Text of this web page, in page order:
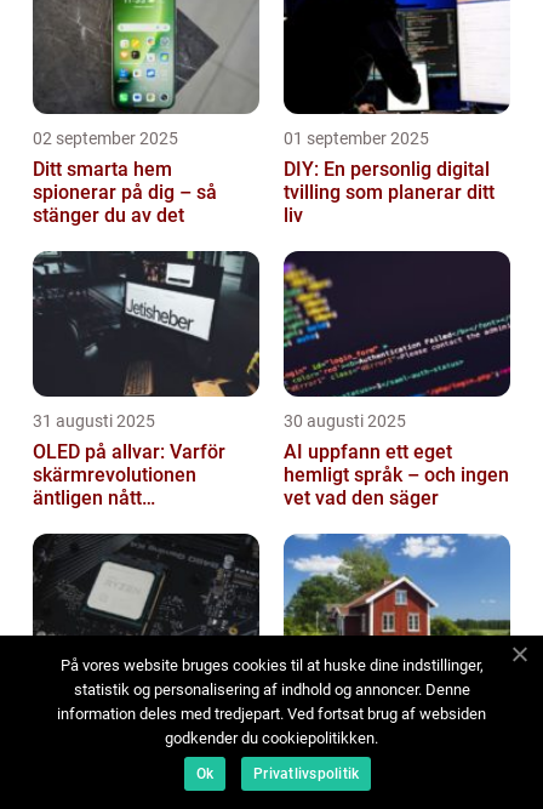
02 september 2025
Ditt smarta hem
spionerar på dig – så
stänger du av det
01 september 2025
DIY: En personlig digital
tvilling som planerar ditt
liv
31 augusti 2025
OLED på allvar: Varför
skärmrevolutionen
äntligen nått
30 augusti 2025
AI uppfann ett eget
hemligt språk – och ingen
vet vad den säger
29 augusti 2025
Kvantdatorn knackar på
dörren – vad händer när
28 augusti 2025
IoT‑lösningar i
sommarstugan: Off‑grid-
energi och
På vores website bruges cookies til at huske dine indstillinger,
statistik og personalisering af indhold og annoncer. Denne
information deles med tredjepart. Ved fortsat brug af websiden
godkender du cookiepolitikken.
Ok Privatlivspolitik